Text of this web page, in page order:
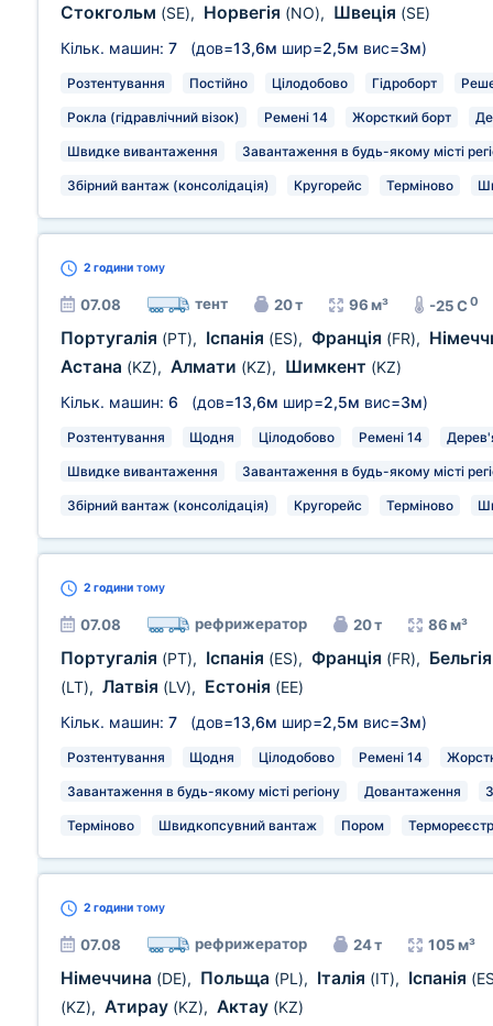
Стокгольм (SE), Норвегія (NO), Швеція (SE)
Кільк. машин: 7 (дов=13,6м шир=2,5м вис=3м)
Розтентування Постійно Цілодобово Гідроборт
Рокла (гідравлічний візок) Ремені 14 Жорсткий борт
Швидке вивантаження Завантаження в будь-якому місті
Збірний вантаж (консолідація) Кругорейс Терміново
2 години тому
07.08 тент 20 т 96 м³ -25 C0
Португалія (PT), Іспанія (ES), Франція (FR),
Астана (KZ), Алмати (KZ), Шимкент (KZ)
Кільк. машин: 6 (дов=13,6м шир=2,5м вис=3м)
Розтентування Щодня Цілодобово Ремені 14
Швидке вивантаження Завантаження в будь-якому місті
Збірний вантаж (консолідація) Кругорейс Терміново
2 години тому
07.08 рефрижератор 20 т 86 м³
Португалія (PT), Іспанія (ES), Франція (FR),
(LT), Латвія (LV), Естонія (EE)
Кільк. машин: 7 (дов=13,6м шир=2,5м вис=3м)
Розтентування Щодня Цілодобово Ремені 14
Завантаження в будь-якому місті регіону Довантаження
Терміново Швидкопсувний вантаж Пором
2 години тому
07.08 рефрижератор 24 т 105 м³
Німеччина (DE), Польща (PL), Італія (IT), Іспанія
(KZ), Атирау (KZ), Актау (KZ)